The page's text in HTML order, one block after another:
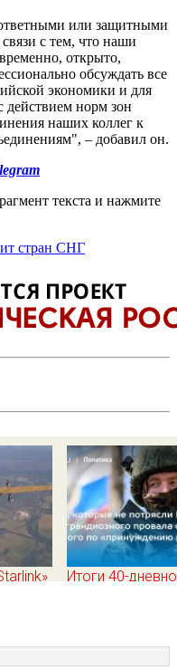
или защитными
с тем, что наши
открыто,
обсуждать все
экономики и для
действием норм зон
наших коллег к
– добавил он.
текста и нажмите
стран СНГ
Итоги 40-
Россия, полный